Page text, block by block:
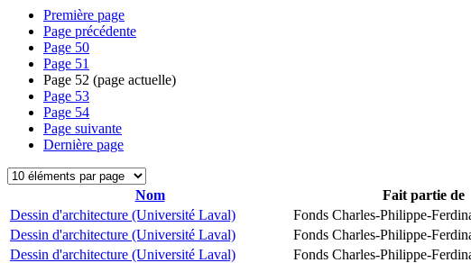
Première page
Page précédente
Page 50
Page 51
Page 52 (page actuelle)
Page 53
Page 54
Page suivante
Dernière page
Nom Fait partie de
Dessin d'architecture (Université Laval)
Fonds Charles-Philippe-
Dessin d'architecture (Université Laval)
Fonds Charles-Philippe-
Dessin d'architecture (Université Laval)
Fonds Charles-Philippe-